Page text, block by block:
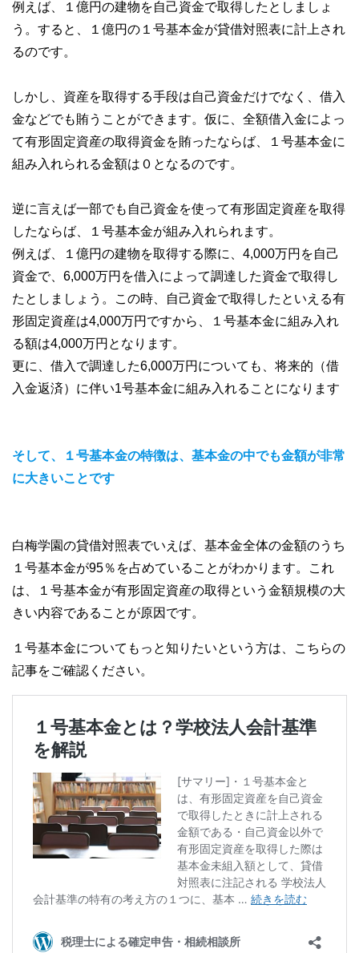
例えば、１億円の建物を自己資金で取得したとしましょ
う。すると、１億円の１号基本金が貸借対照表に計上され
るのです。
しかし、資産を取得する手段は自己資金だけでなく、借入
金などでも賄うことができます。仮に、全額借入金によっ
て有形固定資産の取得資金を賄ったならば、１号基本金に
組み入れられる金額は０となるのです。
逆に言えば一部でも自己資金を使って有形固定資産を取得
したならば、１号基本金が組み入れられます。
例えば、１億円の建物を取得する際に、4,000万円を自己
資金で、6,000万円を借入によって調達した資金で取得し
たとしましょう。この時、自己資金で取得したといえる有
形固定資産は4,000万円ですから、１号基本金に組み入れ
る額は4,000万円となります。
更に、借入で調達した6,000万円についても、将来的（借
入金返済）に伴い1号基本金に組み入れることになります
そして、１号基本金の特徴は、基本金の中でも金額が非常
に大きいことです
白梅学園の貸借対照表でいえば、基本金全体の金額のうち
１号基本金が95％を占めていることがわかります。これ
は、１号基本金が有形固定資産の取得という金額規模の大
きい内容であることが原因です。
１号基本金についてもっと知りたいという方は、こちらの
記事をご確認ください。